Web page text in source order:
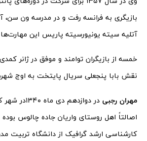
بازیگری به فرانسه رفت و در مدرسه ون سن،
آتلیه سیته یونیورسیته پاریس این
خمسه از بازیگران توامند و موفق در ژانر
نقش بابا پنجعلی سریال پایتخت به اوج
مهران رجبی
در دوازدهم
اصالتاً اهل روستای واریان جاده چالوس
کارشناسی ارشد گرافیک از دانشگاه تربیت